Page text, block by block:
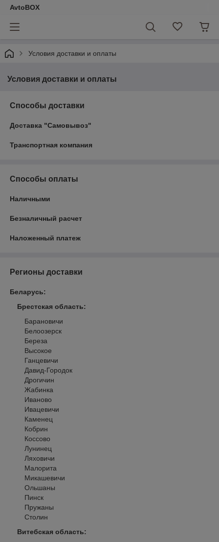
AvtoBOX
Условия доставки и оплаты
Условия доставки и оплаты
Способы доставки
Доставка "Самовывоз"
Транспортная компания
Способы оплаты
Наличными
Безналичный расчет
Наложенный платеж
Регионы доставки
Беларусь:
Брестская область:
Барановичи
Белоозерск
Береза
Высокое
Ганцевичи
Давид-Городок
Дрогичин
Жабинка
Иваново
Ивацевичи
Каменец
Кобрин
Коссово
Лунинец
Ляховичи
Малорита
Микашевичи
Ольшаны
Пинск
Пружаны
Столин
Витебская область: